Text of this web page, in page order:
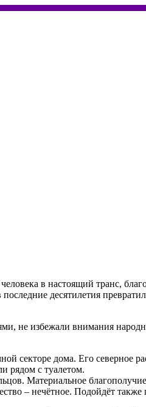
в настоящий транс,
десятилетия
не избежали внимания
секторе дома. Его северное
рядом с туалетом.
Материальное
– нечётное. Подойдёт